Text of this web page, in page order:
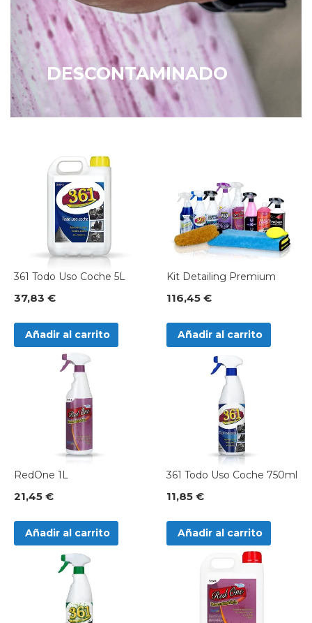
DESCONTAMINADO
361 Todo Uso Coche 5L
37,83 €
Añadir al carrito
Kit Detailing Premium
116,45 €
Añadir al carrito
RedOne 1L
21,45 €
Añadir al carrito
361 Todo Uso Coche 750ml
11,85 €
Añadir al carrito